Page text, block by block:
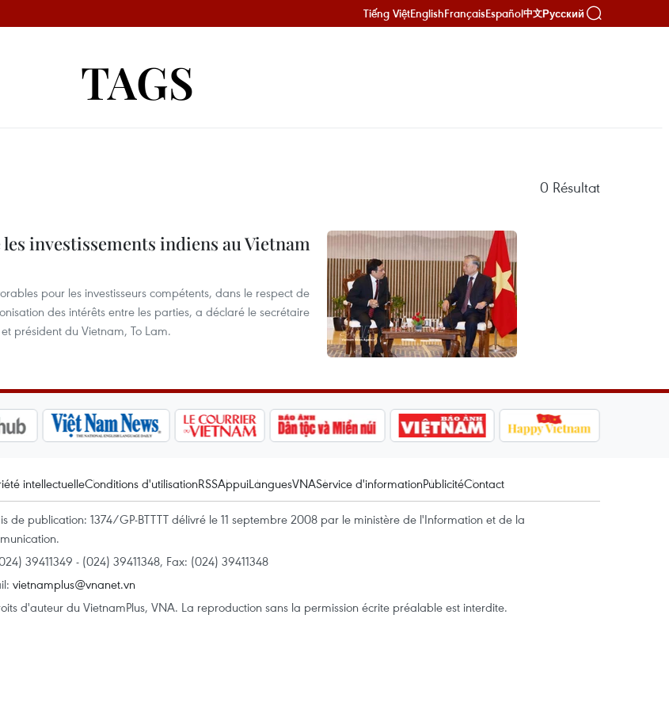
Tiếng ViệtEnglishFrançaisEspañol中文Русский
TAGS
0 Résultat
investissements indiens au Vietnam
pour les investisseurs compétents, dans le respect de
des intérêts entre les parties, a déclaré le secrétaire
président du Vietnam, To Lam.
intellectuelleConditions d'utilisationRSSAppuiLanguesVNAService d'informationPublicitéContact
de publication: 1374/GP-BTTTT délivré le 11 septembre 2008 par le ministère de l'Information et de la
39411349 - (024) 39411348, Fax: (024) 39411348
vietnamplus@vnanet.vn
d'auteur du VietnamPlus, VNA. La reproduction sans la permission écrite préalable est interdite.